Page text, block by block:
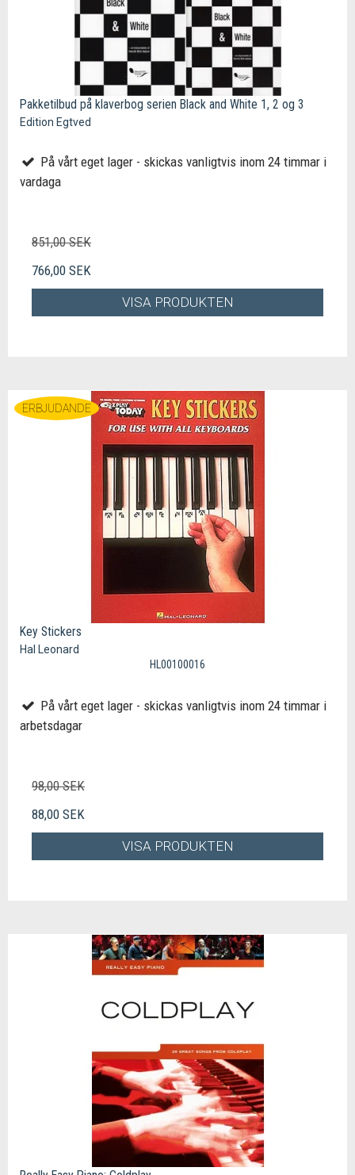
Pakketilbud på klaverbog serien Black and White 1, 2 og 3
Edition Egtved
På vårt eget lager - skickas vanligtvis inom 24 timmar i
vardaga
851,00 SEK
766,00 SEK
VISA PRODUKTEN
ERBJUDANDE
Key Stickers
Hal Leonard
HL00100016
På vårt eget lager - skickas vanligtvis inom 24 timmar i
arbetsdagar
98,00 SEK
88,00 SEK
VISA PRODUKTEN